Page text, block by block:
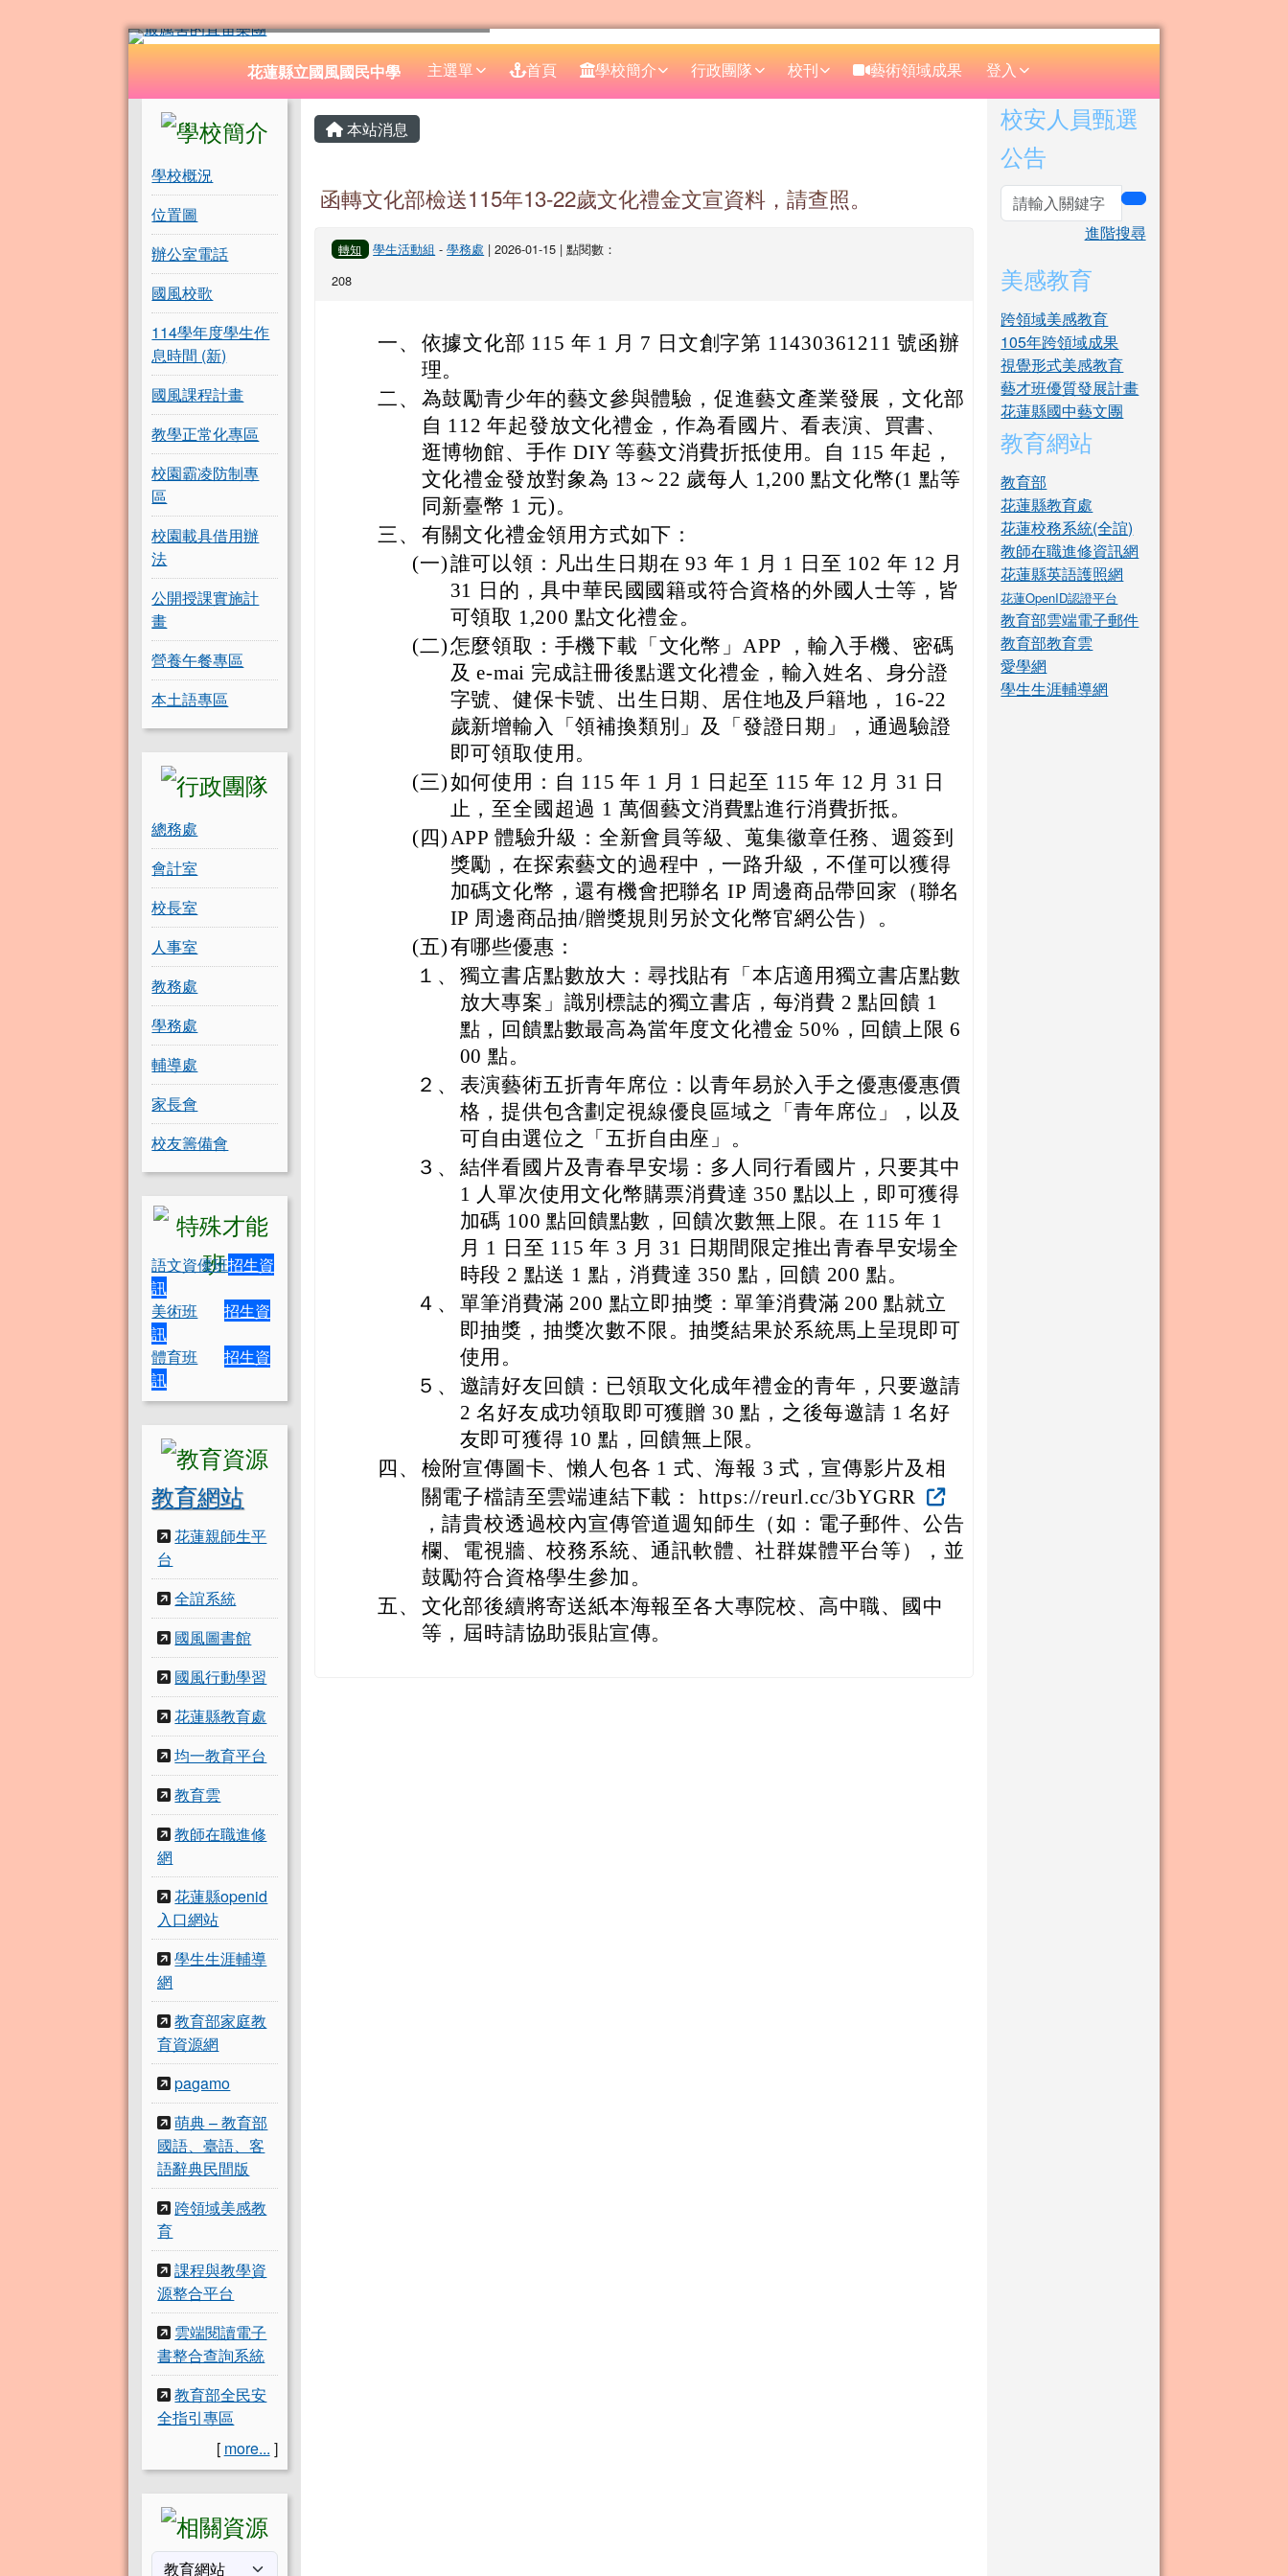
花蓮縣立國風國民中學
導覽列 花蓮縣立國風國民中學 主選單 首頁 學校簡介 行政團隊 校刊 藝術領域成果 登入
左邊區域內容
學校概況
位置圖
辦公室電話
國風校歌
114學年度學生作
息時間 (新)
國風課程計畫
教學正常化專區
校園霸凌防制專
區
校園載具借用辦
法
公開授課實施計
畫
營養午餐專區
本土語專區
總務處
會計室
校長室
人事室
教務處
學務處
輔導處
家長會
校友籌備會
語文資優班招生資
訊
美術班
招生資
訊
體育班
招生資
訊
教育網站
花蓮親師生平
台
全誼系統
國風圖書館
國風行動學習
花蓮縣教育處
均一教育平台
教育雲
教師在職進修
網
花蓮縣openid
入口網站
學生生涯輔導
網
教育部家庭教
育資源網
pagamo
萌典 – 教育部
國語、臺語、客
語辭典民間版
跨領域美感教
育
課程與教學資
源整合平台
雲端閱讀電子
書整合查詢系統
教育部全民安
全指引專區
[ more... ]
主內容區域
本站消息
函轉文化部檢送115年13-22歲文化禮金文宣資料，請查照。
轉知 學生活動組 -學務處 | 2026-01-15 | 點閱數：
208
一、 依據文化部 115 年 1 月 7 日文創字第 11430361211 號函辦
理。
二、 為鼓勵青少年的藝文參與體驗，促進藝文產業發展，文化部
自 112 年起發放文化禮金，作為看國片、看表演、買書、
逛博物館、手作 DIY 等藝文消費折抵使用。自 115 年起，
文化禮金發放對象為 13～22 歲每人 1,200 點文化幣(1 點等
同新臺幣 1 元)。
三、 有關文化禮金領用方式如下：
(一)誰可以領：凡出生日期在 93 年 1 月 1 日至 102 年 12 月
31 日的，具中華民國國籍或符合資格的外國人士等，皆
可領取 1,200 點文化禮金。
(二)怎麼領取：手機下載「文化幣」APP ，輸入手機、密碼
及 e-mai 完成註冊後點選文化禮金，輸入姓名、身分證
字號、健保卡號、出生日期、居住地及戶籍地， 16-22
歲新增輸入「領補換類別」及「發證日期」，通過驗證
即可領取使用。
(三)如何使用：自 115 年 1 月 1 日起至 115 年 12 月 31 日
止，至全國超過 1 萬個藝文消費點進行消費折抵。
(四)APP 體驗升級：全新會員等級、蒐集徽章任務、週簽到
獎勵，在探索藝文的過程中，一路升級，不僅可以獲得
加碼文化幣，還有機會把聯名 IP 周邊商品帶回家（聯名
IP 周邊商品抽/贈獎規則另於文化幣官網公告）。
(五)有哪些優惠：
１、 獨立書店點數放大：尋找貼有「本店適用獨立書店點數
放大專案」識別標誌的獨立書店，每消費 2 點回饋 1
點，回饋點數最高為當年度文化禮金 50%，回饋上限 6
00 點。
２、 表演藝術五折青年席位：以青年易於入手之優惠優惠價
格，提供包含劃定視線優良區域之「青年席位」，以及
可自由選位之「五折自由座」。
３、 結伴看國片及青春早安場：多人同行看國片，只要其中
1 人單次使用文化幣購票消費達 350 點以上，即可獲得
加碼 100 點回饋點數，回饋次數無上限。在 115 年 1
月 1 日至 115 年 3 月 31 日期間限定推出青春早安場全
時段 2 點送 1 點，消費達 350 點，回饋 200 點。
４、 單筆消費滿 200 點立即抽獎：單筆消費滿 200 點就立
即抽獎，抽獎次數不限。抽獎結果於系統馬上呈現即可
使用。
５、 邀請好友回饋：已領取文化成年禮金的青年，只要邀請
2 名好友成功領取即可獲贈 30 點，之後每邀請 1 名好
友即可獲得 10 點，回饋無上限。
四、 檢附宣傳圖卡、懶人包各 1 式、海報 3 式，宣傳影片及相
關電子檔請至雲端連結下載： https://reurl.cc/3bYGRR
，請貴校透過校內宣傳管道週知師生（如：電子郵件、公告
欄、電視牆、校務系統、通訊軟體、社群媒體平台等），並
鼓勵符合資格學生參加。
五、 文化部後續將寄送紙本海報至各大專院校、高中職、國中
等，屆時請協助張貼宣傳。
右邊區域內容
校安人員甄選
公告
search
進階搜尋
美感教育
跨領域美感教育
105年跨領域成果
視覺形式美感教育
藝才班優質發展計畫
花蓮縣國中藝文團
教育網站
教育部
花蓮縣教育處
花蓮校務系統(全誼)
教師在職進修資訊網
花蓮縣英語護照網
花蓮OpenID認證平台
教育部雲端電子郵件
教育部教育雲
愛學網
學生生涯輔導網
頁尾區域